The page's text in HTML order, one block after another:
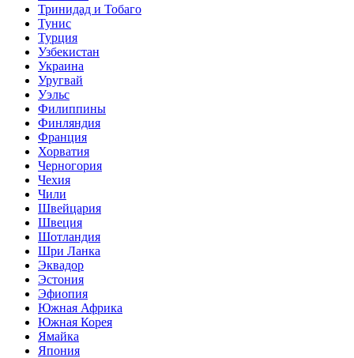
Тринидад и Тобаго
Тунис
Турция
Узбекистан
Украина
Уругвай
Уэльс
Филиппины
Финляндия
Франция
Хорватия
Черногория
Чехия
Чили
Швейцария
Швеция
Шотландия
Шри Ланка
Эквадор
Эстония
Эфиопия
Южная Африка
Южная Корея
Ямайка
Япония